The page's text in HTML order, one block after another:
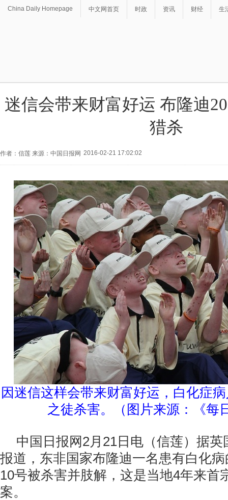
China Daily Homepage 中文网首页 时政 资讯 财经 生
迷信会带来财富好运 布隆迪
猎杀
作者：信莲 来源：中国日报网 2016-02-21 17:02:02
因迷信这样会带来财富好运，白化症
之徒杀害。（图片来源：《每
中国日报网2月21日电（信莲）据
报道，东非国家布隆迪一名患有白化
10号被杀害并肢解，这是当地4年来首
案。